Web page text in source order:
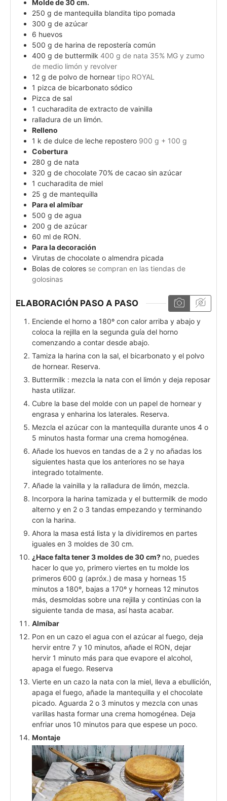
Molde de 30 cm.
250 g de mantequilla blandita tipo pomada
300 g de azúcar
6 huevos
500 g de harina de repostería común
400 g de buttermilk 400 g de nata 35% MG y zumo
de medio limón y revolver
12 g de polvo de hornear tipo ROYAL
1 pizca de bicarbonato sódico
Pizca de sal
1 cucharadita de extracto de vainilla
ralladura de un limón.
Relleno
1 k de dulce de leche repostero 900 g + 100 g
Cobertura
280 g de nata
320 g de chocolate 70% de cacao sin azúcar
1 cucharadita de miel
25 g de mantequilla
Para el almíbar
500 g de agua
200 g de azúcar
60 ml de RON.
Para la decoración
Virutas de chocolate o almendra picada
Bolas de colores se compran en las tiendas de
golosinas
ELABORACIÓN PASO A PASO
Enciende el horno a 180º con calor arriba y abajo y
coloca la rejilla en la segunda guía del horno
comenzando a contar desde abajo.
Tamiza la harina con la sal, el bicarbonato y el polvo
de hornear. Reserva.
Buttermilk : mezcla la nata con el limón y deja reposar
hasta utilizar.
Cubre la base del molde con un papel de hornear y
engrasa y enharina los laterales. Reserva.
Mezcla el azúcar con la mantequilla durante unos 4 o
5 minutos hasta formar una crema homogénea.
Añade los huevos en tandas de a 2 y no añadas los
siguientes hasta que los anteriores no se haya
integrado totalmente.
Añade la vainilla y la ralladura de limón, mezcla.
Incorpora la harina tamizada y el buttermilk de modo
alterno y en 2 o 3 tandas empezando y terminando
con la harina.
Ahora la masa está lista y la dividiremos en partes
iguales en 3 moldes de 30 cm.
¿Hace falta tener 3 moldes de 30 cm? no, puedes
hacer lo que yo, primero viertes en tu molde los
primeros 600 g (apróx.) de masa y horneas 15
minutos a 180º, bajas a 170º y horneas 12 minutos
más, desmoldas sobre una rejilla y continúas con la
siguiente tanda de masa, así hasta acabar.
Almíbar
Pon en un cazo el agua con el azúcar al fuego, deja
hervir entre 7 y 10 minutos, añade el RON, dejar
hervir 1 minuto más para que evapore el alcohol,
apaga el fuego. Reserva
Vierte en un cazo la nata con la miel, lleva a ebullición,
apaga el fuego, añade la mantequilla y el chocolate
picado. Aguarda 2 o 3 minutos y mezcla con unas
varillas hasta formar una crema homogénea. Deja
enfriar unos 10 minutos para que espese un poco.
Montaje